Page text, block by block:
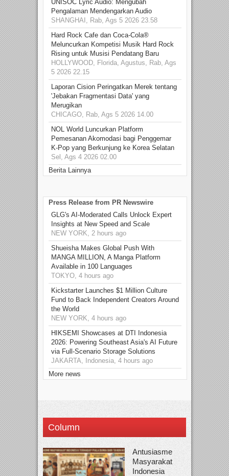
UNISOC Lyric Audio: Mengubah
Pengalaman Mendengarkan Audio
SHANGHAI, Rab, Ags 5 2026 23.58
Hard Rock Cafe dan Coca-Cola®
Meluncurkan Kompetisi Musik Hard Rock
Rising untuk Musisi Pendatang Baru
HOLLYWOOD, Florida, Agustus, Rab, Ags
5 2026 22.15
Laporan Cision Peringatkan Merek tentang
'Jebakan Fragmentasi Data' yang
Merugikan
CHICAGO, Rab, Ags 5 2026 14.00
NOL World Luncurkan Platform
Pemesanan Akomodasi bagi Penggemar
K-Pop yang Berkunjung ke Korea Selatan
Sel, Ags 4 2026 02.00
Berita Lainnya
Press Release from PR Newswire
GLG's AI-Moderated Calls Unlock Expert
Insights at New Speed and Scale
NEW YORK, 2 hours ago
Shueisha Makes Global Push With
MANGA MILLION, A Manga Platform
Available in 100 Languages
TOKYO, 4 hours ago
Kickstarter Launches $1 Million Culture
Fund to Back Independent Creators Around
the World
NEW YORK, 4 hours ago
HIKSEMI Showcases at DTI Indonesia
2026: Powering Southeast Asia's AI Future
via Full‑Scenario Storage Solutions
JAKARTA, Indonesia, 4 hours ago
More news
Column
Antusiasme
Masyarakat
Indonesia